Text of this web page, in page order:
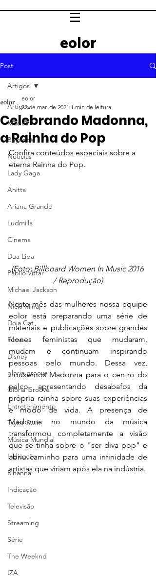
eolor
Post
Artigos
Música
Beyoncé
Notícias
Lady Gaga
Anitta
Ariana Grande
Ludmilla
Cinema
Dua Lipa
Pabllo Vittar
Michael Jackson
Nicki Minaj
Doja Cat
Filme
Disney
gloria groove
Gloria Groove
Entretenimento
Taylor Swift
Música Mundial
Indicação
Rihanna
Indicação
Televisão
Streaming
Série
The Weeknd
IZA
Artigos
Celebrando Madonna,
a Rainha do Pop
eolor
22 de mar. de 2021 1 min de leitura
Confira conteúdos especiais sobre a
eterna Rainha do Pop.
(Foto: Billboard Women In Music 2016
/ Reprodução)
Neste mês das mulheres nossa equipe
eolor está preparando uma série de
materiais e publicações sobre grandes
ícones feministas que mudaram,
mudam e continuam inspirando
pessoas pelo mundo. Dessa vez,
trouxemos Madonna para o centro do
palco, apresentando desabafos da
própria rainha sobre suas experiências
e modo de vida. A presença de
Madonna no mundo da música
transformou completamente a visão
que se tinha sobre o "ser diva pop" e
abriu caminho para uma infinidade de
artistas que viriam após ela na indústria.